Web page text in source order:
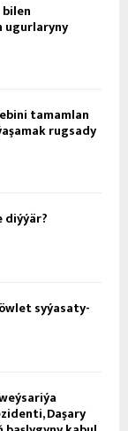
bilen
ugurlaryny
tamamlan
rugsady
diýýär?
sy­ýa­sa­ty­
Daşary